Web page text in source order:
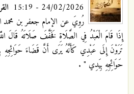
24/02/2026 - 15:19
رُوِيَ عن الإمام جعفر بن محمد
إِذَا قَامَ الْعَبْدُ فِي الصَّلَاةِ فَخَفَّفَ‏ صَلَاتَهُ‏ قَالَ
تَرَوْنَ إِلَى عَبْدِي كَأَنَّهُ يَرَى أَنَّ قَضَاءَ حَوَائِجِهِ
حَوَائِجِهِ بِيَدِي " .